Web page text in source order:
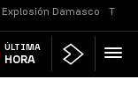
Explosión Damasco
ÚLTIMA
HORA